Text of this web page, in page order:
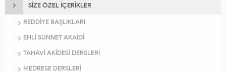
SİZE ÖZEL İÇERİKLER
REDDİYE BAŞLIKLARI
EHLİ SÜNNET AKAİDİ
TAHAVİ AKİDESİ DERSLERİ
MEDRESE DERSLERİ